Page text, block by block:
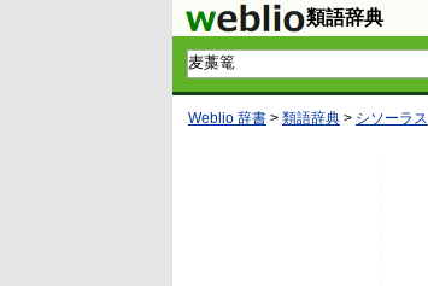
類語辞典
Weblio 辞書 > 類語辞典 > シソーラス